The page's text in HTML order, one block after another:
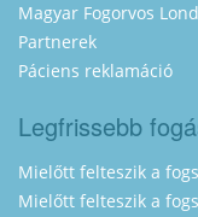
Magyar Fogorvos
Partnerek
Páciens reklamáció
Legfrissebb
Mielőtt felteszik a
Mielőtt felteszik a